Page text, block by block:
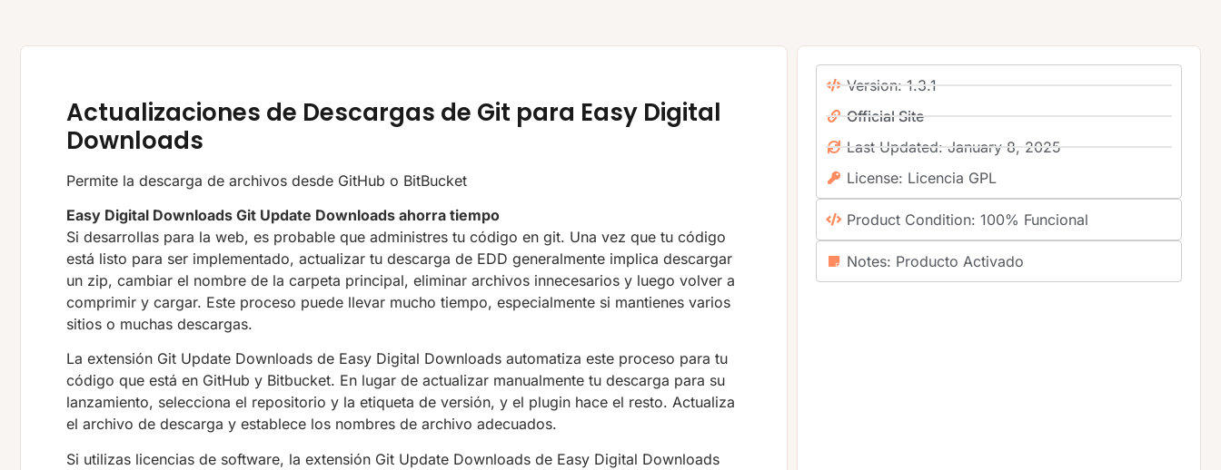
Actualizaciones de Descargas de Git para Easy Digital
Downloads
Permite la descarga de archivos desde GitHub o BitBucket
Easy Digital Downloads Git Update Downloads ahorra tiempo
Si desarrollas para la web, es probable que administres tu código en git. Una vez que tu código
está listo para ser implementado, actualizar tu descarga de EDD generalmente implica descargar
un zip, cambiar el nombre de la carpeta principal, eliminar archivos innecesarios y luego volver a
comprimir y cargar. Este proceso puede llevar mucho tiempo, especialmente si mantienes varios
sitios o muchas descargas.
La extensión Git Update Downloads de Easy Digital Downloads automatiza este proceso para tu
código que está en GitHub y Bitbucket. En lugar de actualizar manualmente tu descarga para su
lanzamiento, selecciona el repositorio y la etiqueta de versión, y el plugin hace el resto. Actualiza
el archivo de descarga y establece los nombres de archivo adecuados.
Si utilizas licencias de software, la extensión Git Update Downloads de Easy Digital Downloads
Version: 1.3.1
Official Site
Last Updated: January 8, 2025
License: Licencia GPL
Product Condition: 100% Funcional
Notes: Producto Activado